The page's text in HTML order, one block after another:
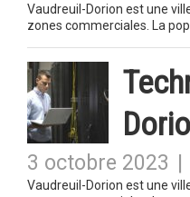
Vaudreuil-Dorion est une
zones commerciales. La
3 octobre 2023
Vaudreuil-Dorion est une